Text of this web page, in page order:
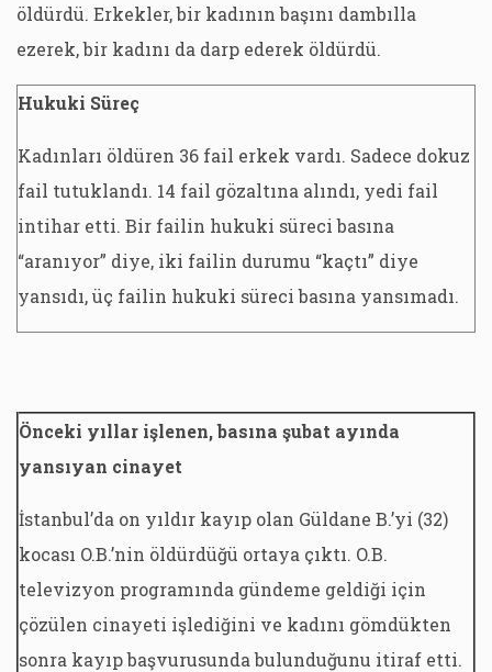
öldürdü. Erkekler, bir kadının başını dambılla
ezerek, bir kadını da darp ederek öldürdü.
Hukuki Süreç
Kadınları öldüren 36 fail erkek vardı. Sadece dokuz
fail tutuklandı. 14 fail gözaltına alındı, yedi fail
intihar etti. Bir failin hukuki süreci basına
“aranıyor” diye, iki failin durumu “kaçtı” diye
yansıdı, üç failin hukuki süreci basına yansımadı.
Önceki yıllar işlenen, basına şubat ayında
yansıyan cinayet
İstanbul’da on yıldır kayıp olan Güldane B.’yi (32)
kocası O.B.’nin öldürdüğü ortaya çıktı. O.B.
televizyon programında gündeme geldiği için
çözülen cinayeti işlediğini ve kadını gömdükten
sonra kayıp başvurusunda bulunduğunu itiraf etti.